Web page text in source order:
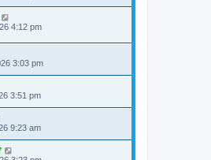
4:12 pm
3:03 pm
3:51 pm
9:23 am